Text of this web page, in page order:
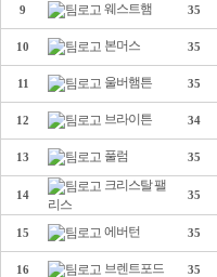
9 웨스트햄 35
10 본머스 35
11 울버햄튼 35
12 브라이튼 34
13 풀럼 35
14
크리스탈 팰
리스
35
15 에버턴 35
16 브렌트포드 35